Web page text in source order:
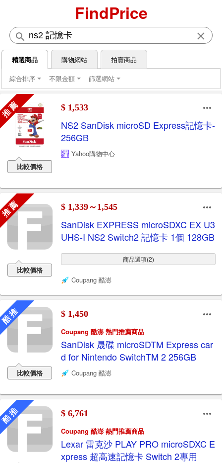
FindPrice
×
精選商品 購物網站
拍賣商品
綜合排序
不限金額 篩選網站
薦
比較價格
$ 1,533
NS2 SanDisk microSD Express記憶卡-
256GB
Yahoo購物中心
薦
比較價格
$ 1,339～1,545
SanDisk EXPRESS microSDXC EX U3
UHS-I NS2 Switch2 記憶卡 1個 128GB
商品選項(2)
Coupang 酷澎
推
比較價格
$ 1,450
Coupang 酷澎 熱門推薦商品
SanDisk 晟碟 microSDTM Express car
d for Nintendo SwitchTM 2 256GB
Coupang 酷澎
推 $ 6,761
Coupang 酷澎 熱門推薦商品
Lexar 雷克沙 PLAY PRO microSDXC E
xpress 超高速記憶卡 Switch 2專用